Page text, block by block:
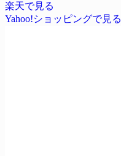
楽天で見る
Yahoo!ショッピングで見る